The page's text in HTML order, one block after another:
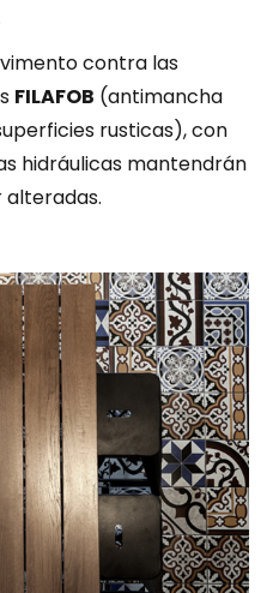
contra las
FILAFOB (antimancha
rusticas), con
hidráulicas mantendrán
alteradas.